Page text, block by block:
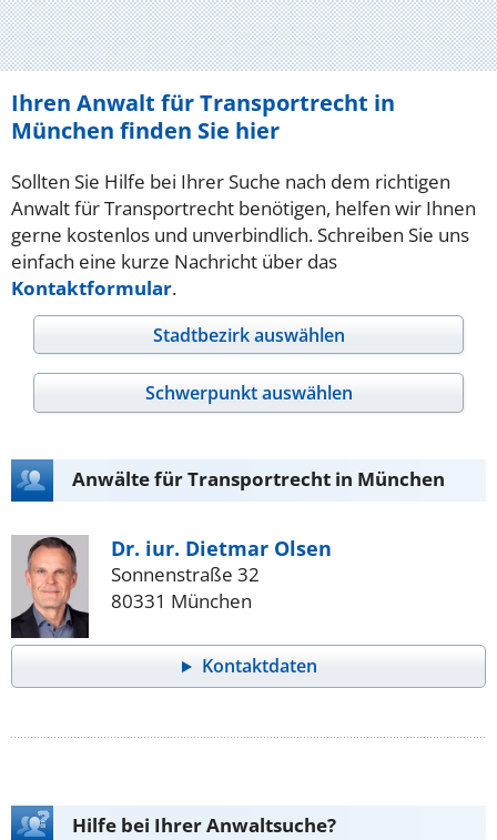
Ihren Anwalt für Transportrecht in
München finden Sie hier
Sollten Sie Hilfe bei Ihrer Suche nach dem richtigen
Anwalt für Transportrecht benötigen, helfen wir Ihnen
gerne kostenlos und unverbindlich. Schreiben Sie uns
einfach eine kurze Nachricht über das
Kontaktformular.
Stadtbezirk auswählen
Schwerpunkt auswählen
Anwälte für Transportrecht in München
Dr. iur. Dietmar Olsen
Sonnenstraße 32
80331 München
Kontaktdaten
Hilfe bei Ihrer Anwaltsuche?